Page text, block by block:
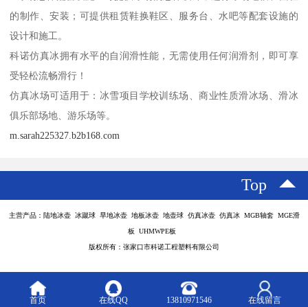
的制作、安装；可提供租赁鞋换鞋区、服务台、水吧等配套设施的
设计和施工。
科诺仿真冰拥有水平的自润滑性能，无需使用任何润滑剂，即可享
受轻松流畅滑行！
仿真冰场可适用于：冰雪项目学校训练场、商业性质滑冰场、滑冰
俱乐部场地、游乐场等。
m.sarah225327.b2b168.com
Top
主营产品：陆地冰壶 冰蹴球 旱地冰壶 地板冰壶 地壶球 仿真冰壶 仿真冰 MGB轴套 MGE滑
板 UHMWPE板
版权所有：张家口市科诺工程塑料有限公司
首页 在线QQ 13810971546 在线留言